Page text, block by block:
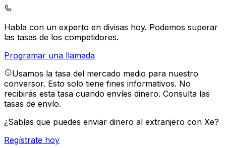
Habla con un experto en divisas hoy. Podemos superar
las tasas de los competidores.
Programar una llamada
Usamos la tasa del mercado medio para nuestro
conversor. Esto solo tiene fines informativos. No
recibirás esta tasa cuando envíes dinero. Consulta las
tasas de envío.
¿Sabías que puedes enviar dinero al extranjero con Xe?
Regístrate hoy